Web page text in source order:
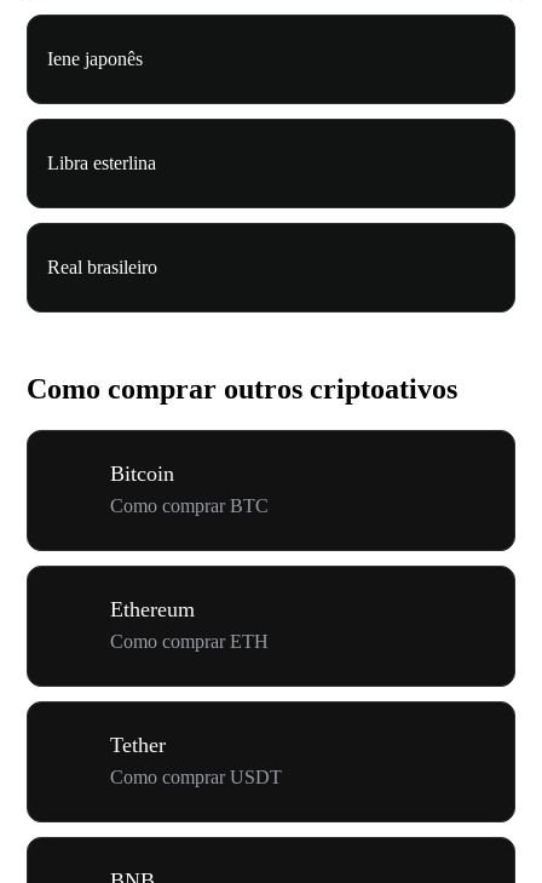
Iene japonês
Libra esterlina
Real brasileiro
Como comprar outros criptoativos
Bitcoin
Como comprar BTC
Ethereum
Como comprar ETH
Tether
Como comprar USDT